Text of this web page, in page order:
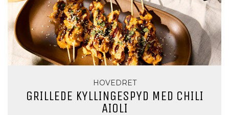
HOVEDRET
GRILLEDE KYLLINGESPYD MED CHILI
AIOLI